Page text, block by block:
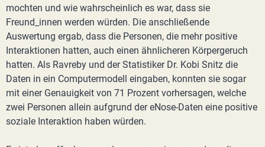
mochten und wie wahrscheinlich es war, dass sie
Freund_innen werden würden. Die anschließende
Auswertung ergab, dass die Personen, die mehr positive
Interaktionen hatten, auch einen ähnlicheren Körpergeruch
hatten. Als Ravreby und der Statistiker Dr. Kobi Snitz die
Daten in ein Computermodell eingaben, konnten sie sogar
mit einer Genauigkeit von 71 Prozent vorhersagen, welche
zwei Personen allein aufgrund der eNose-Daten eine positive
soziale Interaktion haben würden.